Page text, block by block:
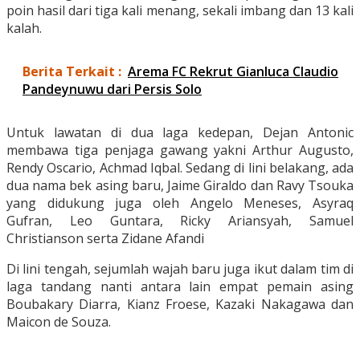
poin hasil dari tiga kali menang, sekali imbang dan 13 kali
kalah.
Berita Terkait : Arema FC Rekrut Gianluca Claudio
Pandeynuwu dari Persis Solo
Untuk lawatan di dua laga kedepan, Dejan Antonic
membawa tiga penjaga gawang yakni Arthur Augusto,
Rendy Oscario, Achmad Iqbal. Sedang di lini belakang, ada
dua nama bek asing baru, Jaime Giraldo dan Ravy Tsouka
yang didukung juga oleh Angelo Meneses, Asyraq
Gufran, Leo Guntara, Ricky Ariansyah, Samuel
Christianson serta Zidane Afandi
Di lini tengah, sejumlah wajah baru juga ikut dalam tim di
laga tandang nanti antara lain empat pemain asing
Boubakary Diarra, Kianz Froese, Kazaki Nakagawa dan
Maicon de Souza.